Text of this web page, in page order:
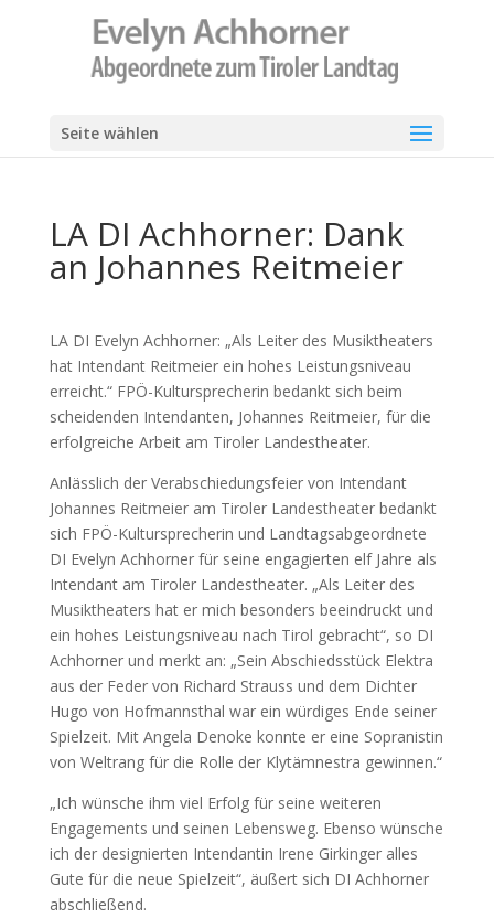
Seite wählen
LA DI Achhorner: Dank
an Johannes Reitmeier
LA DI Evelyn Achhorner: „Als Leiter des Musiktheaters
hat Intendant Reitmeier ein hohes Leistungsniveau
erreicht.“ FPÖ-Kultursprecherin bedankt sich beim
scheidenden Intendanten, Johannes Reitmeier, für die
erfolgreiche Arbeit am Tiroler Landestheater.
Anlässlich der Verabschiedungsfeier von Intendant
Johannes Reitmeier am Tiroler Landestheater bedankt
sich FPÖ-Kultursprecherin und Landtagsabgeordnete
DI Evelyn Achhorner für seine engagierten elf Jahre als
Intendant am Tiroler Landestheater. „Als Leiter des
Musiktheaters hat er mich besonders beeindruckt und
ein hohes Leistungsniveau nach Tirol gebracht“, so DI
Achhorner und merkt an: „Sein Abschiedsstück Elektra
aus der Feder von Richard Strauss und dem Dichter
Hugo von Hofmannsthal war ein würdiges Ende seiner
Spielzeit. Mit Angela Denoke konnte er eine Sopranistin
von Weltrang für die Rolle der Klytämnestra gewinnen.“
„Ich wünsche ihm viel Erfolg für seine weiteren
Engagements und seinen Lebensweg. Ebenso wünsche
ich der designierten Intendantin Irene Girkinger alles
Gute für die neue Spielzeit“, äußert sich DI Achhorner
abschließend.